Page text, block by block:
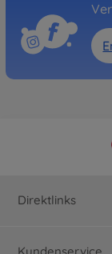
Direktlinks